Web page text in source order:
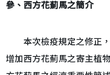
參、西方花薊馬之簡介
本次檢疫規定之修正，
增加西方花薊馬之寄主植